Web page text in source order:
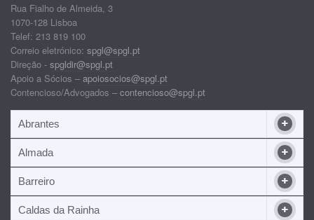
Rua Fialho de Almeida, 3
1070-128 Lisboa
Telef: 213 819 100
Correio eletrónico: spgl@spgl.pt
Direção - spgldir@spgl.pt
Apoio a Sócios – apoiosocios@spgl.pt
Contencioso/Advogados – contencioso@spgl.pt
Abrantes
Almada
Barreiro
Caldas da Rainha